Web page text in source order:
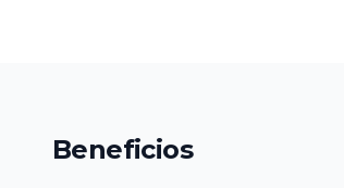
Beneficios